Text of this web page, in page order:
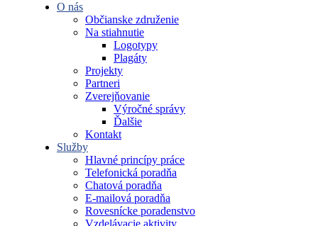
O nás
Občianske združenie
Na stiahnutie
Logotypy
Plagáty
Projekty
Partneri
Zverejňovanie
Výročné správy
Ďalšie
Kontakt
Služby
Hlavné princípy práce
Telefonická poradňa
Chatová poradňa
E-mailová poradňa
Rovesnícke poradenstvo
Vzdelávacie aktivity